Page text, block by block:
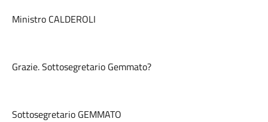
Ministro CALDEROLI
Grazie. Sottosegretario Gemmato?
Sottosegretario GEMMATO